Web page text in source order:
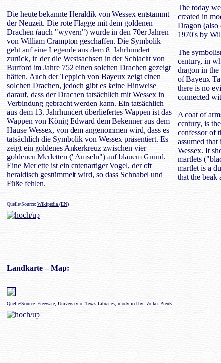
Die heute bekannte Heraldik von Wessex entstammt
der Neuzeit. Die rote Flagge mit dem goldenen
Drachen (auch "wyvern") wurde in den 70er Jahren
von William Crampton geschaffen. Die Symbolik
geht auf eine Legende aus dem 8. Jahrhundert
zurück, in der die Westsachsen in der Schlacht von
Burford im Jahre 752 einen solchen Drachen gezeigt
hätten. Auch der Teppich von Bayeux zeigt einen
solchen Drachen, jedoch gibt es keine Hinweise
darauf, dass der Drachen tatsächlich mit Wessex in
Verbindung gebracht werden kann. Ein tatsächlich
aus dem 13. Jahrhundert überliefertes Wappen ist das
Wappen von König Edward dem Bekenner aus dem
Hause Wessex, von dem angenommen wird, dass es
tatsächlich die Symbolik von Wessex präsentiert. Es
zeigt ein goldenes Ankerkreuz zwischen vier
goldenen Merletten ("Amseln") auf blauem Grund.
Eine Merlette ist ein entenartiger Vogel, der oft
heraldisch gestümmelt wird, so dass Schnabel und
Füße fehlen.
The today
created in
Dragon (also
1970's by
The
century, in
dragon in
of Bayeux
there is no
connected
A coat of
century, is
confessor of
assumed
Wessex. It
martlets
martlet is a
that the beak
Quelle/Source: Wikipedia (EN)
Landkarte– Map:
Quelle/Source: Freeware, University of Texas Libraries , modyfied by: Volker Preuß